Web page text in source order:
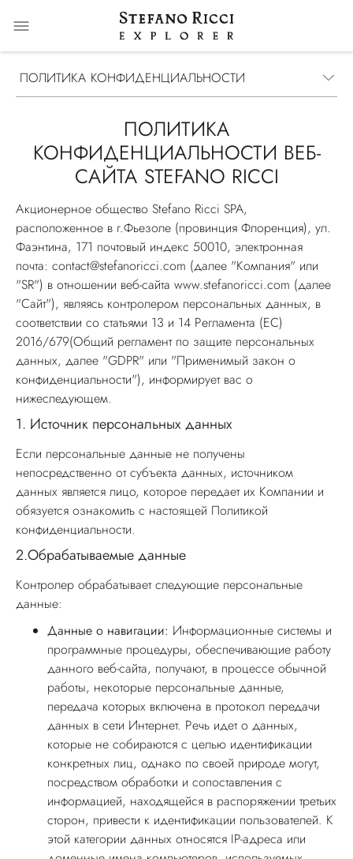
ПОЛИТИКА КОНФИДЕНЦИАЛЬНОСТИ
ПОЛИТИКА
КОНФИДЕНЦИАЛЬНОСТИ ВЕБ-
САЙТА STEFANO RICCI
Акционерное общество Stefano Ricci SPA,
расположенное в г.Фьезоле (провинция Флоренция), ул.
Фаэнтина, 171 почтовый индекс 50010, электронная
почта: contact@stefanoricci.com (далее "Компания" или
"SR") в отношении веб-сайта www.stefanoricci.com (далее
"Сайт"), являясь контролером персональных данных, в
соответствии со статьями 13 и 14 Регламента (ЕС)
2016/679(Общий регламент по защите персональных
данных, далее "GDPR" или "Применимый закон о
конфиденциальности"), информирует вас о
нижеследующем.
1. Источник персональных данных
Если персональные данные не получены
непосредственно от субъекта данных, источником
данных является лицо, которое передает их Компании и
обязуется ознакомить с настоящей Политикой
конфиденциальности.
2.Обрабатываемые данные
Контролер обрабатывает следующие персональные
данные:
Данные о навигации: Информационные системы и
программные процедуры, обеспечивающие работу
данного веб-сайта, получают, в процессе обычной
работы, некоторые персональные данные,
передача которых включена в протокол передачи
данных в сети Интернет. Речь идет о данных,
которые не собираются с целью идентификации
конкретных лиц, однако по своей природе могут,
посредством обработки и сопоставления с
информацией, находящейся в распоряжении третьих
сторон, привести к идентификации пользователей. К
этой категории данных относятся IP-адреса или